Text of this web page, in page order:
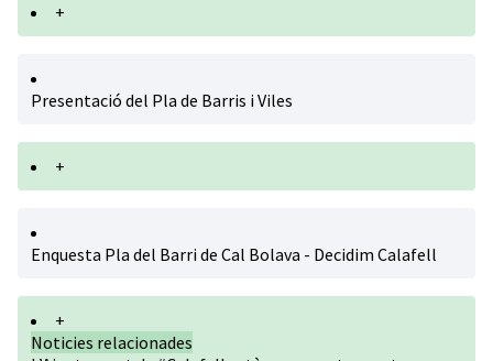
+
Presentació del Pla de Barris i Viles
+
Enquesta Pla del Barri de Cal Bolava - Decidim Calafell
+
Noticies relacionades